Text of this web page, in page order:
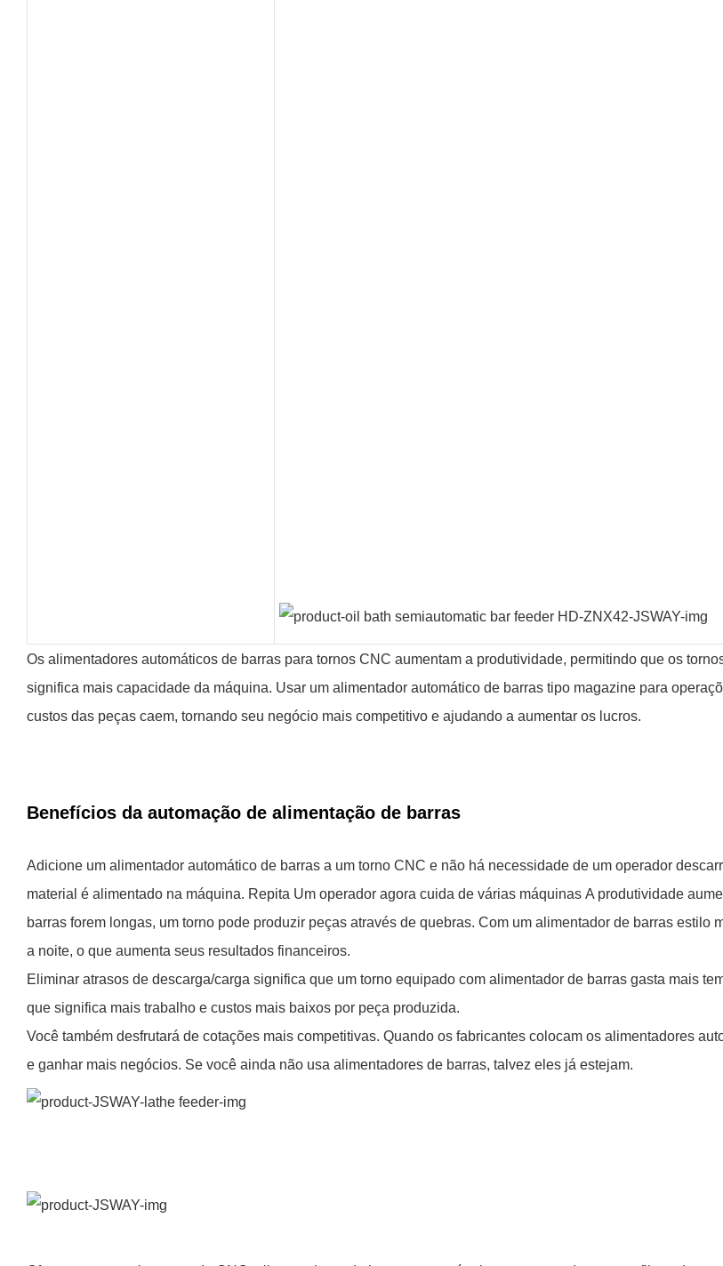
Os alimentadores automáticos de barras para tornos CNC aumentam a produtividade, permitindo que os
significa mais capacidade da máquina. Usar um alimentador automático de barras tipo magazine para
custos das peças caem, tornando seu negócio mais competitivo e ajudando a aumentar os lucros.
Benefícios da automação de alimentação de barras
Adicione um alimentador automático de barras a um torno CNC e não há necessidade de um operador
material é alimentado na máquina. Repita Um operador agora cuida de várias máquinas A produtividade
barras forem longas, um torno pode produzir peças através de quebras. Com um alimentador de barras
a noite, o que aumenta seus resultados financeiros.
Eliminar atrasos de descarga/carga significa que um torno equipado com alimentador de barras gasta mais
que significa mais trabalho e custos mais baixos por peça produzida.
Você também desfrutará de cotações mais competitivas. Quando os fabricantes colocam os alimentadores
e ganhar mais negócios. Se você ainda não usa alimentadores de barras, talvez eles já estejam.